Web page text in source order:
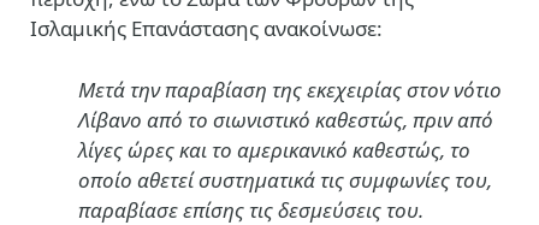
Ισλαμικής Επανάστασης ανακοίνωσε:
Μετά την παραβίαση της εκεχειρίας στον νότιο
Λίβανο από το σιωνιστικό καθεστώς, πριν από
λίγες ώρες και το αμερικανικό καθεστώς, το
οποίο αθετεί συστηματικά τις συμφωνίες του,
παραβίασε επίσης τις δεσμεύσεις του.